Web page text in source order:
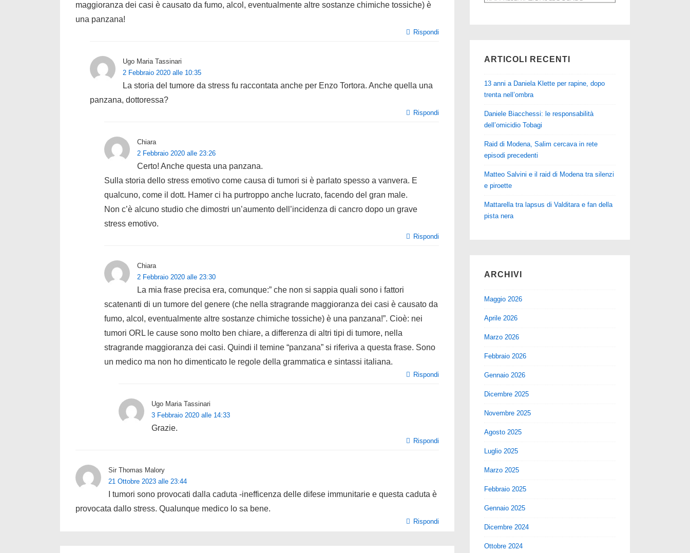
maggioranza dei casi è causato da fumo, alcol, eventualmente altre sostanze chimiche tossiche) è
una panzana!
Rispondi
Ugo Maria Tassinari
2 Febbraio 2020 alle 10:35
La storia del tumore da stress fu raccontata anche per Enzo Tortora. Anche quella una
panzana, dottoressa?
Rispondi
Chiara
2 Febbraio 2020 alle 23:26
Certo! Anche questa una panzana.
Sulla storia dello stress emotivo come causa di tumori si è parlato spesso a vanvera. E
qualcuno, come il dott. Hamer ci ha purtroppo anche lucrato, facendo del gran male.
Non c’è alcuno studio che dimostri un’aumento dell’incidenza di cancro dopo un grave
stress emotivo.
Rispondi
Chiara
2 Febbraio 2020 alle 23:30
La mia frase precisa era, comunque:” che non si sappia quali sono i fattori
scatenanti di un tumore del genere (che nella stragrande maggioranza dei casi è causato da
fumo, alcol, eventualmente altre sostanze chimiche tossiche) è una panzana!”. Cioè: nei
tumori ORL le cause sono molto ben chiare, a differenza di altri tipi di tumore, nella
stragrande maggioranza dei casi. Quindi il temine “panzana” si riferiva a questa frase. Sono
un medico ma non ho dimenticato le regole della grammatica e sintassi italiana.
Rispondi
Ugo Maria Tassinari
3 Febbraio 2020 alle 14:33
Grazie.
Rispondi
Sir Thomas Malory
21 Ottobre 2023 alle 23:44
I tumori sono provocati dalla caduta -inefficenza delle difese immunitarie e questa caduta è
provocata dallo stress. Qualunque medico lo sa bene.
Rispondi
ARTICOLI RECENTI
13 anni a Daniela Klette per rapine, dopo
trenta nell’ombra
Daniele Biacchessi: le responsabilità
dell’omicidio Tobagi
Raid di Modena, Salim cercava in rete
episodi precedenti
Matteo Salvini e il raid di Modena tra silenzi
e piroette
Mattarella tra lapsus di Valditara e fan della
pista nera
ARCHIVI
Maggio 2026
Aprile 2026
Marzo 2026
Febbraio 2026
Gennaio 2026
Dicembre 2025
Novembre 2025
Agosto 2025
Luglio 2025
Marzo 2025
Febbraio 2025
Gennaio 2025
Dicembre 2024
Ottobre 2024